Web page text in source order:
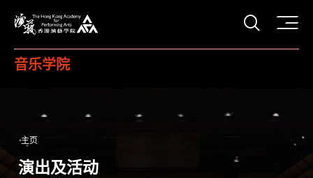
打开
音乐学院
主页
演出及活动